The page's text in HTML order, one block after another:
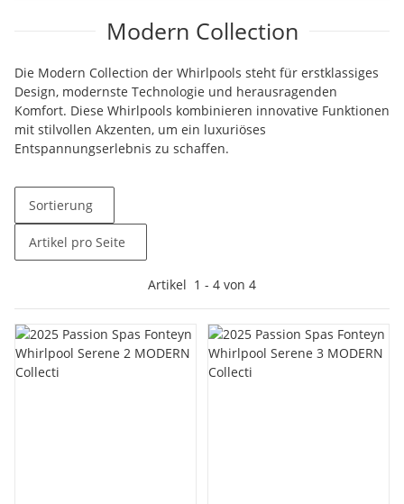
Modern Collection
Die Modern Collection der Whirlpools steht für erstklassiges
Design, modernste Technologie und herausragenden
Komfort. Diese Whirlpools kombinieren innovative Funktionen
mit stilvollen Akzenten, um ein luxuriöses
Entspannungserlebnis zu schaffen.
Sortierung
Artikel pro Seite
Artikel 1 - 4 von 4